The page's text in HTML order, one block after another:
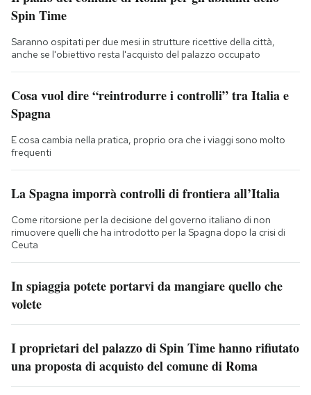
Spin Time
Saranno ospitati per due mesi in strutture ricettive della città,
anche se l'obiettivo resta l'acquisto del palazzo occupato
Cosa vuol dire “reintrodurre i controlli” tra Italia e
Spagna
E cosa cambia nella pratica, proprio ora che i viaggi sono molto
frequenti
La Spagna imporrà controlli di frontiera all’Italia
Come ritorsione per la decisione del governo italiano di non
rimuovere quelli che ha introdotto per la Spagna dopo la crisi di
Ceuta
In spiaggia potete portarvi da mangiare quello che
volete
I proprietari del palazzo di Spin Time hanno rifiutato
una proposta di acquisto del comune di Roma